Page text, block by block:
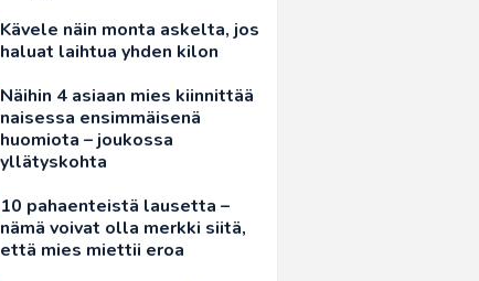
Kävele näin monta askelta, jos
haluat laihtua yhden kilon
Näihin 4 asiaan mies kiinnittää
naisessa ensimmäisenä
huomiota – joukossa
yllätyskohta
10 pahaenteistä lausetta –
nämä voivat olla merkki siitä,
että mies miettii eroa